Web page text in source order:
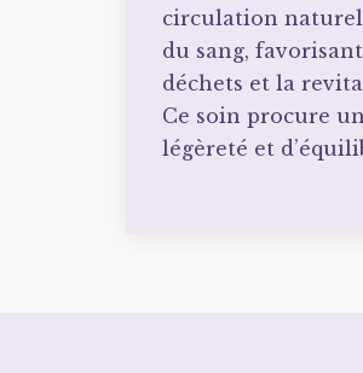
circulation
du sang,
déchets et la
Ce soin procure
légèreté et